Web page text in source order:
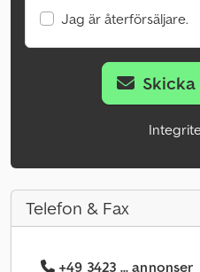
Jag är återförsäljare.
Telefon & Fax
+49 3423 ... annonser